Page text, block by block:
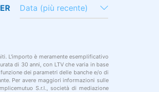
Data (più recente)
L'importo è meramente esemplificativo
di 30 anni, con LTV che varia in base
dei parametri delle banche e/o di
Per avere maggiori informazioni sulle
S.r.l., società di mediazione